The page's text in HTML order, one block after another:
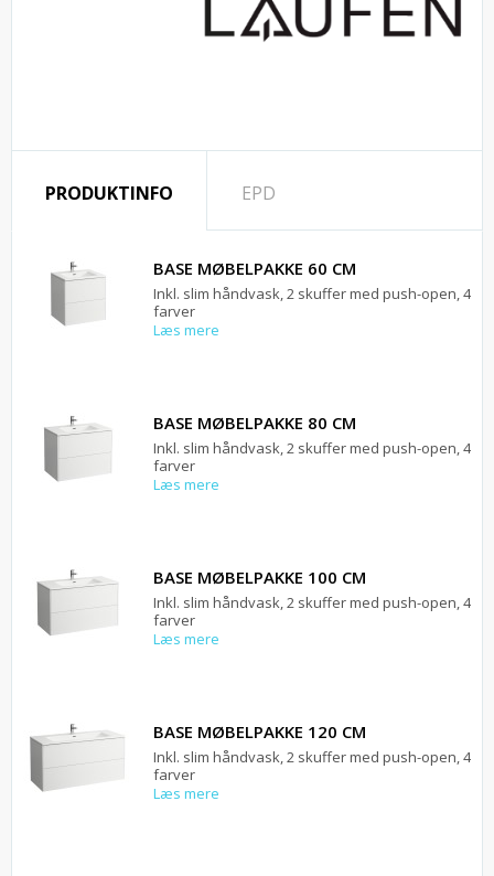
PRODUKTINFO EPD
BASE MØBELPAKKE 60 CM
Inkl. slim håndvask, 2 skuffer med push-open, 4
farver
Læs mere
BASE MØBELPAKKE 80 CM
Inkl. slim håndvask, 2 skuffer med push-open, 4
farver
Læs mere
BASE MØBELPAKKE 100 CM
Inkl. slim håndvask, 2 skuffer med push-open, 4
farver
Læs mere
BASE MØBELPAKKE 120 CM
Inkl. slim håndvask, 2 skuffer med push-open, 4
farver
Læs mere